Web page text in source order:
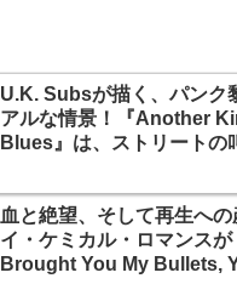
U.K. Subsが描く、パンク
アルな情景！『Another
Blues』は、ストリートの
血と絶望、そして再生への
イ・ケミカル・ロマンスが
Brought You My Bullets,